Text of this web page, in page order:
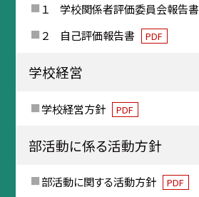
１ 学校関係者評価委員会報告書
２ 自己評価報告書 PDF
学校経営
学校経営方針 PDF
部活動に係る活動方針
部活動に関する活動方針 PDF